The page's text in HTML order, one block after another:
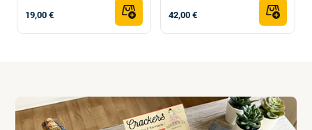
19,00 € 42,00 €